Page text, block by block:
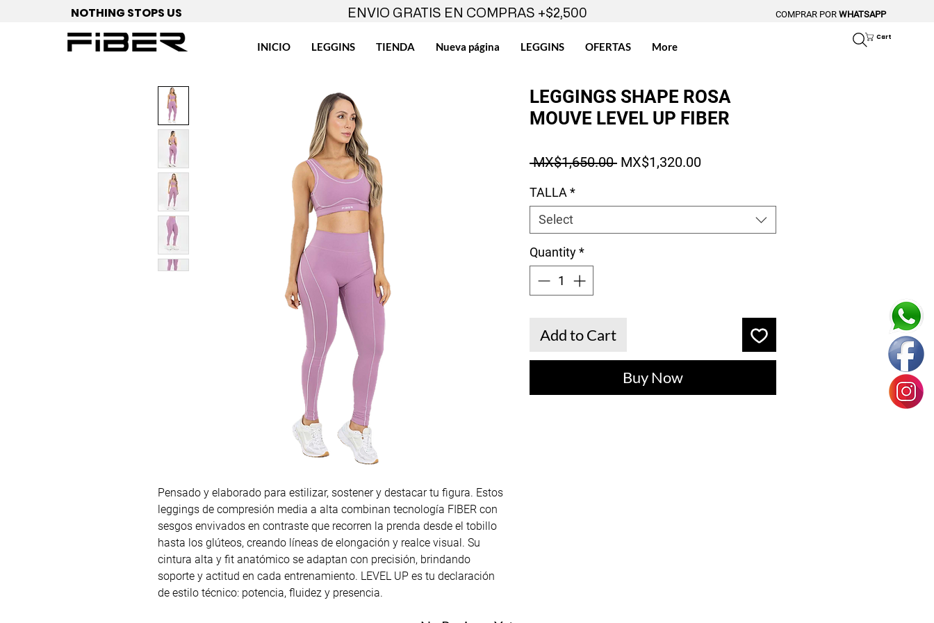
NOTHING STOPS US
INICIO LEGGINS TIENDA Nueva página LEGGINS OFERTAS More
ENVIO GRATIS EN COMPRAS +$2,500
Cart
COMPRAR POR WHATSAPP
Pensado y elaborado para estilizar, sostener y destacar tu figura. Estos
leggings de compresión media a alta combinan tecnología FIBER con
sesgos envivados en contraste que recorren la prenda desde el tobillo
hasta los glúteos, creando líneas de elongación y realce visual. Su
cintura alta y fit anatómico se adaptan con precisión, brindando
soporte y actitud en cada entrenamiento. LEVEL UP es tu declaración
de estilo técnico: potencia, fluidez y presencia.
LEGGINGS SHAPE ROSA
MOUVE LEVEL UP FIBER
MX$1,650.00 Regular Price
MX$1,320.00Sale Price
TALLA *
Select
Quantity*
Add to Cart
Buy Now